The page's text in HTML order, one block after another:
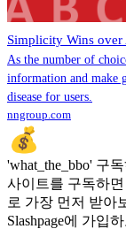
Simplicity Wins
As the number of
information and make
disease for users.
nngroup.com
'what_the_bbo' 구독
사이트를 구독하
로 가장 먼저 받아
Slashpage에 가입